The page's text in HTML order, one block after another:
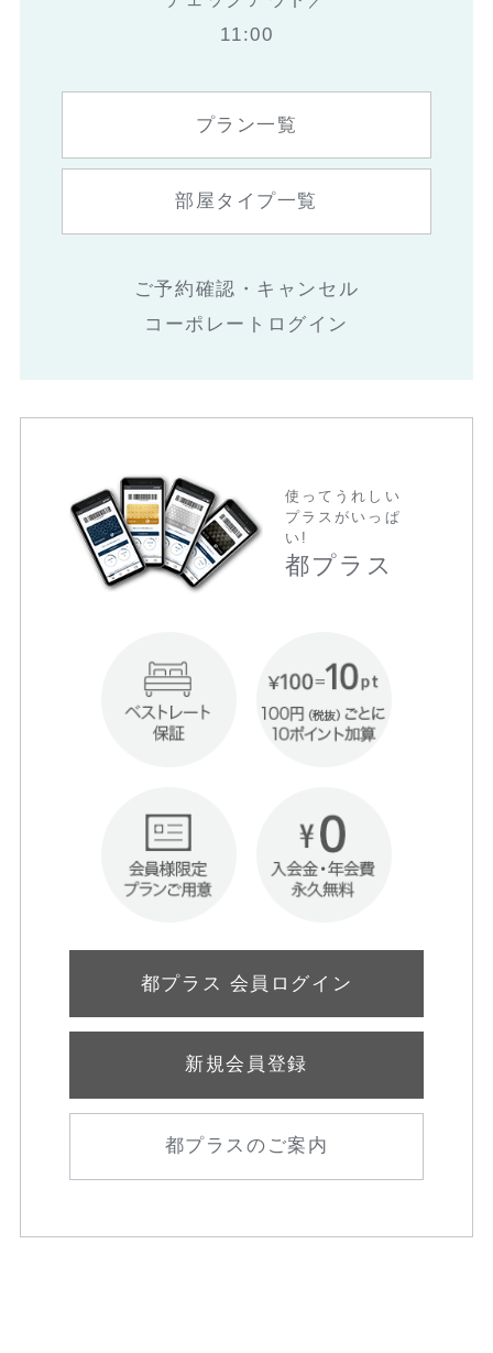
11:00
プラン一覧
部屋タイプ一覧
ご予約確認・キャンセル
コーポレートログイン
使ってうれしい
プラスがいっぱ
い!
都プラス
都プラス 会員ログイン
新規会員登録
都プラスのご案内